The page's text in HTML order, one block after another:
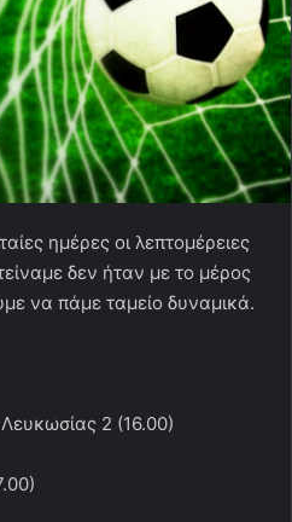
ημέρες οι λεπτομέρειες
δεν ήταν με το μέρος
να πάμε ταμείο δυναμικά.
2 (16.00)